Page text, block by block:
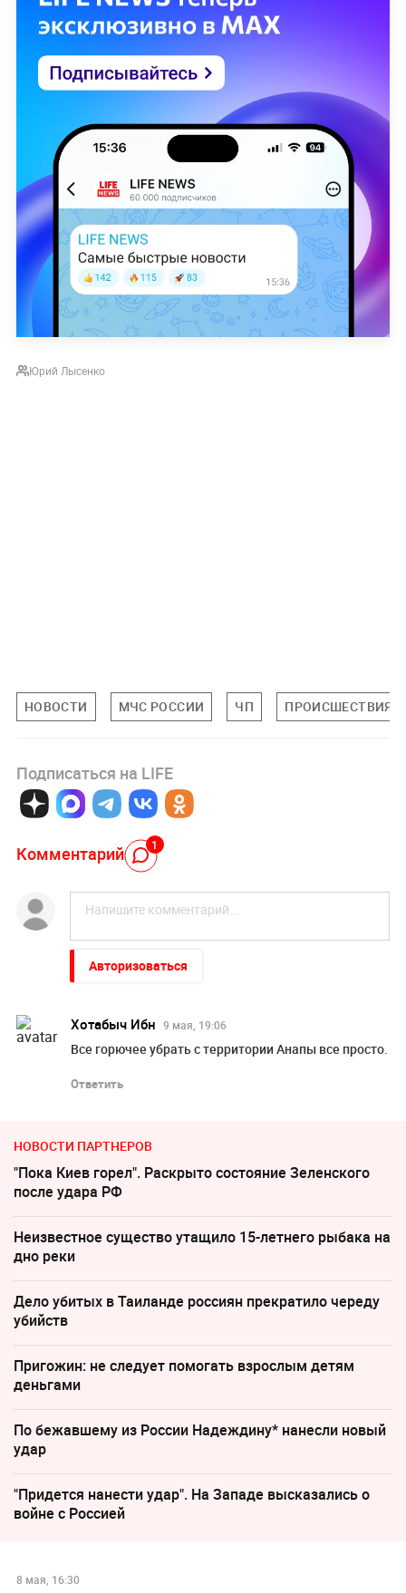
Юрий Лысенко
НОВОСТИ МЧС РОССИИ ЧП ПРОИСШЕСТВИЯ
Подписаться на LIFE
Комментарий 1
Авторизоваться
Хотабыч Ибн 9 мая, 19:06
Все горючее убрать с территории Анапы все просто.
Ответить
НОВОСТИ ПАРТНЕРОВ
"Пока Киев горел". Раскрыто состояние Зеленского
после удара РФ
Неизвестное существо утащило 15-летнего рыбака на
дно реки
Дело убитых в Таиланде россиян прекратило череду
убийств
Пригожин: не следует помогать взрослым детям
деньгами
По бежавшему из России Надеждину* нанесли новый
удар
"Придется нанести удар". На Западе высказались о
войне с Россией
8 мая, 16:30